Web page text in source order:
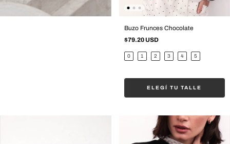
Buzo Frunces Chocolate
$79.20 USD
0 1 2 3 4 5
ELEGÍ TU TALLE